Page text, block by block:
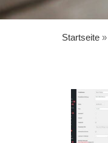
Startseite »